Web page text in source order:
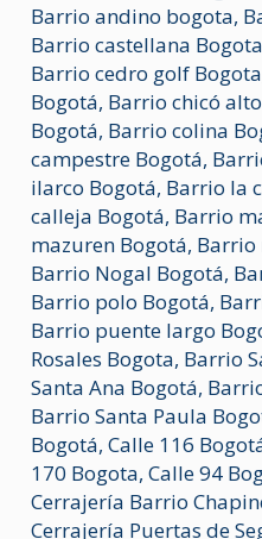
Barrio andino bogota,
Barrio castellana Bogota
Barrio cedro golf Bogota
Bogotá, Barrio chicó
Bogotá, Barrio colina
campestre Bogotá,
ilarco Bogotá, Barrio la
calleja Bogotá, Barrio
mazuren Bogotá, Barrio
Barrio Nogal Bogotá,
Barrio polo Bogotá,
Barrio puente largo
Rosales Bogota, Barrio
Santa Ana Bogotá,
Barrio Santa Paula
Bogotá,Calle 116
170 Bogota,Calle 94
Cerrajería Barrio
Cerrajería Puertas de